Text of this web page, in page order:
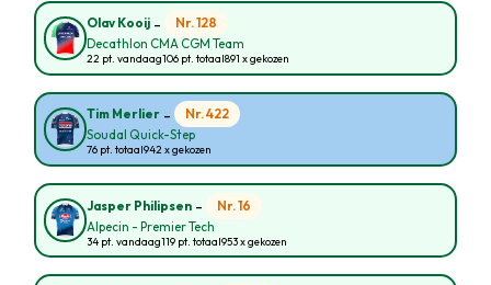
Olav Kooij - Nr. 128
Decathlon CMA CGM Team
22 pt. vandaag106 pt. totaal891 x gekozen
Tim Merlier - Nr. 422
Soudal Quick-Step
76 pt. totaal942 x gekozen
Jasper Philipsen - Nr. 16
Alpecin - Premier Tech
34 pt. vandaag119 pt. totaal953 x gekozen